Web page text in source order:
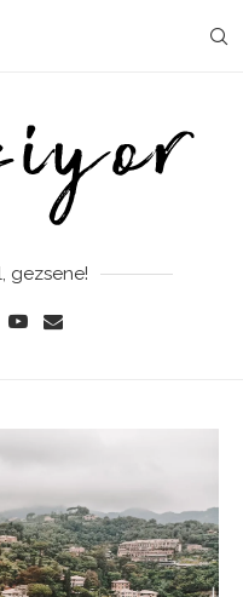
gezsene!